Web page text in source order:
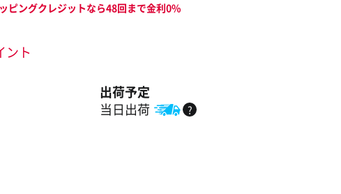
ピングクレジットなら48回まで金利0%
ント
出荷予定
当日出荷
?